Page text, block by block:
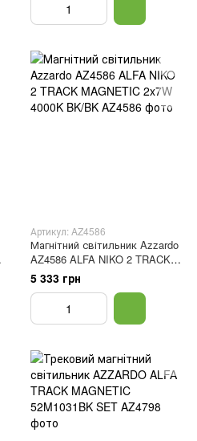
Артикул: AZ4586
Магнітний світильник Azzardo
AZ4586 ALFA NIKO 2 TRACK
MAGNETIC 2x7W 4000K BK/BK
5 333 грн